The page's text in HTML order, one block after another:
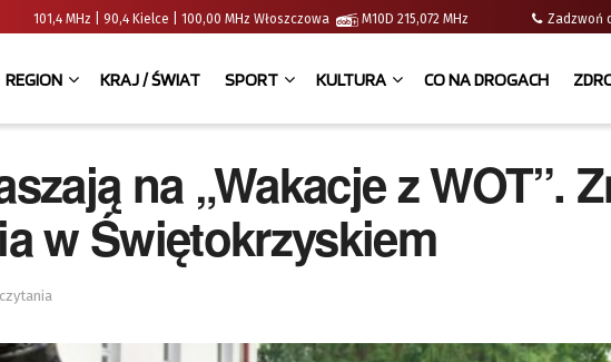
101,4 MHz | 90,4 Kielce | 100,00 MHz Włoszczowa M10D 215,072 MHz
REGION KRAJ / ŚWIAT SPORT KULTURA CO NA DROGACH
na „Wakacje z WOT”.
w Świętokrzyskiem